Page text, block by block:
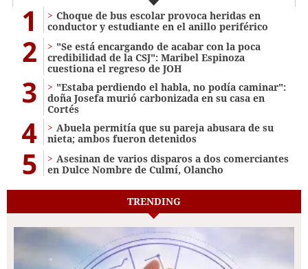
1
Choque de bus escolar provoca heridas en
conductor y estudiante en el anillo periférico
2
"Se está encargando de acabar con la poca
credibilidad de la CSJ": Maribel Espinoza
cuestiona el regreso de JOH
3
"Estaba perdiendo el habla, no podía caminar":
doña Josefa murió carbonizada en su casa en
Cortés
4
Abuela permitía que su pareja abusara de su
nieta; ambos fueron detenidos
5
Asesinan de varios disparos a dos comerciantes
en Dulce Nombre de Culmí, Olancho
TRENDING